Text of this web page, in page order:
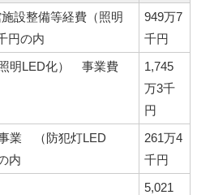
設整備等経費（照明
円の内
949万7
千円
明LED化） 事業費
1,745
万3千
円
業 （防犯灯LED
内
261万4
千円
5,021